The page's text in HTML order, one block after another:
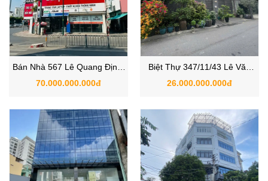
Bán Nhà 567 Lê Quang Định,
Phường 1, Quận Gò Vấp,
70.000.000.000đ
Biệt Thự 347/11/43 Lê Văn
Thọ, P9, Quận Gò Vấp
26.000.000.000đ